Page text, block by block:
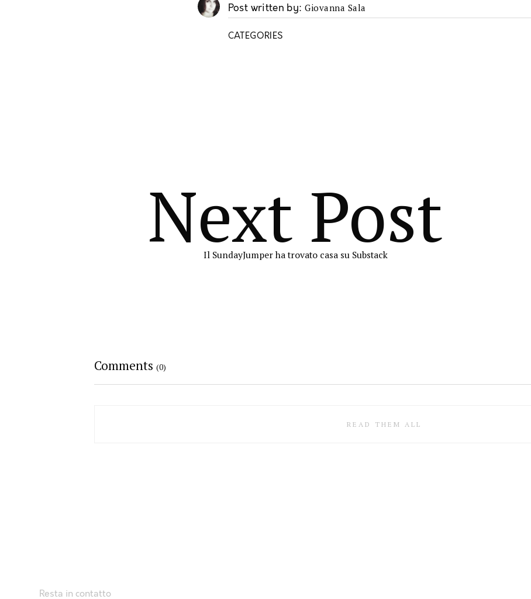
Post written by Giovanna Sala
CATEGORIES
Next Post
Il SundayJumper ha trovato casa su Substack
Comments(0)
READ THEM ALL
Resta in contatto